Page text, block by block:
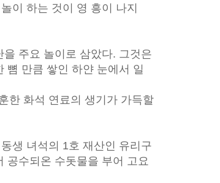
이 하는 것이 영 흥이 나지
주요 놀이로 삼았다. 그것은
뼘 만큼 쌓인 하얀 눈에서 일
한 화석 연료의 생기가 가득할
생 녀석의 1호 재산인 유리구
공수되온 수돗물을 부어 고요